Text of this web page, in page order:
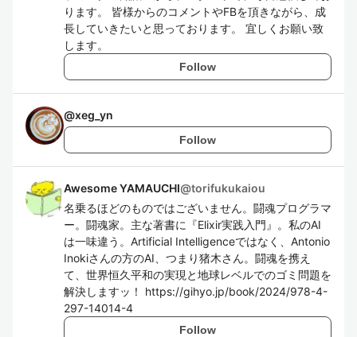
ります。 皆様からのコメントやFBを頂きながら、成
長していきたいと思っております。 宜しくお願い致
します。
Follow
@xeg_yn
Follow
Awesome YAMAUCHI@torifukukaiou
名乗るほどのものではございません。闘魂プログラマ
ー。闘魂家。主な著書に『Elixir実践入門』。私のAI
は一味違う。Artificial Intelligenceではなく、Antonio
Inokiさんの方のAI、つまり猪木さん。闘魂を携え
て、世界恒久平和の実現と地球レベルでのゴミ問題を
解決しますッ！ https://gihyo.jp/book/2024/978-4-
297-14014-4
Follow